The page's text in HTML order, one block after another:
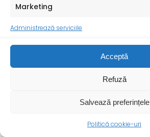
Marketing
Administrează serviciile
Acceptă
Refuză
Salvează preferințele
Politică cookie-uri